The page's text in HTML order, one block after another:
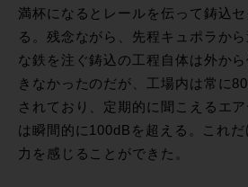
満杯になるとレールを伝って鋳込
る。残念ながら、先程キュポラか
な鉄を注ぐ鋳込の工程自体は外か
きなかったのだが、工場内は常に
されており、定期的に聞こえるエ
は瞬間的に100dBを超える。これ
力を感じることができた。